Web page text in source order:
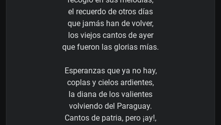
el recuerdo de otros días
que jamás han de volver,
los viejos cantos de ayer
que fueron las glorias mías.
Esperanzas que ya no hay,
coplas y cielos ardientes,
la diana de los valientes
volviendo del Paraguay.
Cantos de patria, pero ¡ay!,